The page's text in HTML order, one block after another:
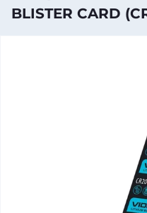
BLISTER CARD